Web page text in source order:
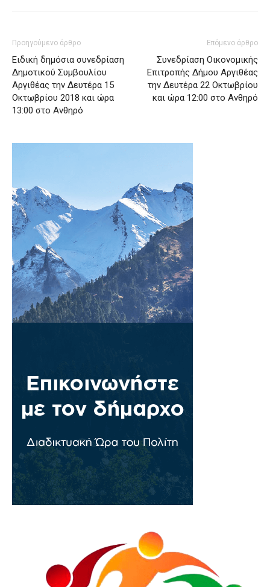
Προηγούμενο άρθρο
Ειδική δημόσια συνεδρίαση
Δημοτικού Συμβουλίου
Αργιθέας την Δευτέρα 15
Οκτωβρίου 2018 και ώρα
13:00 στο Ανθηρό
Επόμενο άρθρο
Συνεδρίαση Οικονομικής
Επιτροπής Δήμου Αργιθέας
την Δευτέρα 22 Οκτωβρίου
και ώρα 12:00 στο Ανθηρό